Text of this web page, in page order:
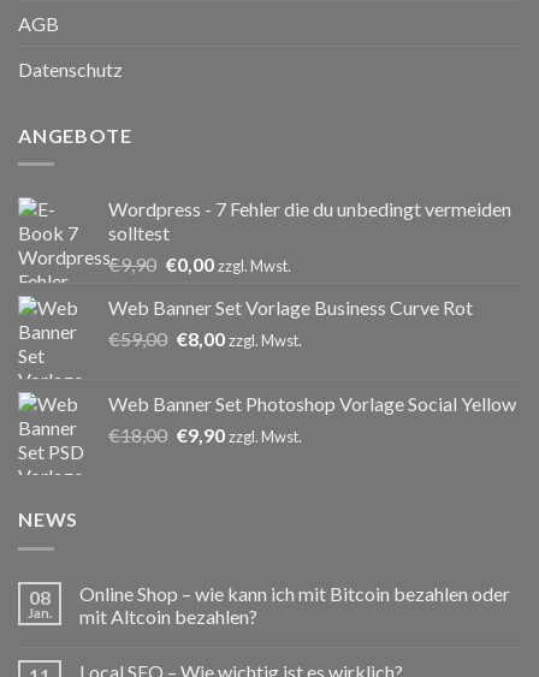
AGB
Datenschutz
ANGEBOTE
Wordpress - 7 Fehler die du unbedingt vermeiden
solltest
€9,90 Ursprünglicher
war:
€9,90
€0,00Aktueller
ist:
€0,00.
zzgl. Mwst.
Web Banner Set Vorlage Business Curve Rot
€59,00 Ursprünglicher
€59,00
€8,00Aktueller
€8,00.
zzgl. Mwst.
Web Banner Set Photoshop Vorlage Social Yellow
€18,00 Ursprünglicher
€9,90Aktueller
zzgl. Mwst.
NEWS
08
Jan.
Online Shop – wie kann ich mit Bitcoin bezahlen oder
mit Altcoin bezahlen?
Local SEO – Wie wichtig ist es wirklich?